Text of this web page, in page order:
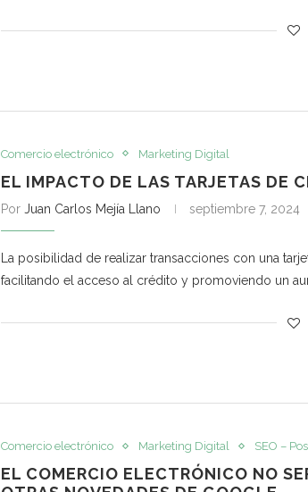
Comercio electrónico Marketing Digital
EL IMPACTO DE LAS TARJETAS DE
Por Juan Carlos Mejía Llano septiembre 7, 2024
La posibilidad de realizar transacciones con una
facilitando el acceso al crédito y promoviendo un
Comercio electrónico Marketing Digital SEO –
EL COMERCIO ELECTRÓNICO NO